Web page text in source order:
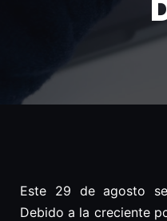
Este 29 de agosto
Debido a la creciente